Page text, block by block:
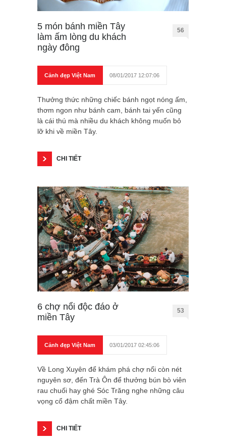
5 món bánh miền Tây
làm ấm lòng du khách
ngày đông
56
Cảnh đẹp Việt Nam 08/01/2017 12:07:06
Thưởng thức những chiếc bánh ngọt nóng ấm,
thơm ngon như bánh cam, bánh tai yến cũng
là cái thú mà nhiều du khách không muốn bỏ
lỡ khi về miền Tây.
CHI TIẾT
6 chợ nổi độc đáo ở
miền Tây
53
Cảnh đẹp Việt Nam 03/01/2017 02:45:06
Về Long Xuyên để khám phá chợ nổi còn nét
nguyên sơ, đến Trà Ôn để thưởng bún bò viên
rau chuối hay ghé Sóc Trăng nghe những câu
vọng cổ đậm chất miền Tây.
CHI TIẾT